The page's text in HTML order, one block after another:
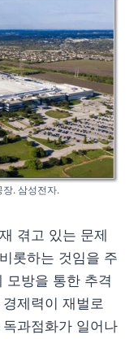
. 삼성전자.
겪고 있는 문제
롯하는 것임을 주
모방을 통한 추격
제력이 재벌로
과점화가 일어나